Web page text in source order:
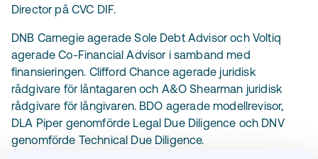
Director på CVC DIF.
DNB Carnegie agerade Sole Debt Advisor och Voltiq
agerade Co-Financial Advisor i samband med
finansieringen. Clifford Chance agerade juridisk
rådgivare för låntagaren och A&O Shearman juridisk
rådgivare för långivaren. BDO agerade modellrevisor,
DLA Piper genomförde Legal Due Diligence och DNV
genomförde Technical Due Diligence.